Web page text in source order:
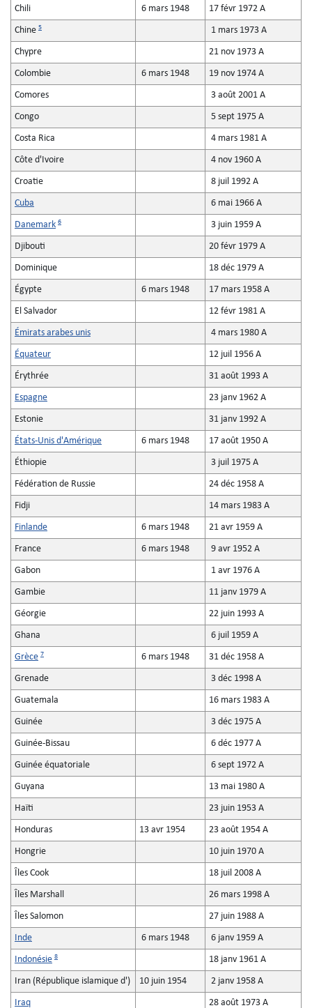
Chili 6 mars 1948 17 févr 1972 A
Chine 5 1 mars 1973 A
Chypre 21 nov 1973 A
Colombie 6 mars 1948 19 nov 1974 A
Comores 3 août 2001 A
Congo 5 sept 1975 A
Costa Rica 4 mars 1981 A
Côte d'Ivoire 4 nov 1960 A
Croatie 8 juil 1992 A
Cuba 6 mai 1966 A
Danemark 6 3 juin 1959 A
Djibouti 20 févr 1979 A
Dominique 18 déc 1979 A
Égypte 6 mars 1948 17 mars 1958 A
El Salvador 12 févr 1981 A
Émirats arabes unis 4 mars 1980 A
Équateur 12 juil 1956 A
Érythrée 31 août 1993 A
Espagne 23 janv 1962 A
Estonie 31 janv 1992 A
États-Unis d'Amérique 6 mars 1948 17 août 1950 A
Éthiopie 3 juil 1975 A
Fédération de Russie 24 déc 1958 A
Fidji 14 mars 1983 A
Finlande 6 mars 1948 21 avr 1959 A
France 6 mars 1948 9 avr 1952 A
Gabon 1 avr 1976 A
Gambie 11 janv 1979 A
Géorgie 22 juin 1993 A
Ghana 6 juil 1959 A
Grèce 7 6 mars 1948 31 déc 1958 A
Grenade 3 déc 1998 A
Guatemala 16 mars 1983 A
Guinée 3 déc 1975 A
Guinée-Bissau 6 déc 1977 A
Guinée équatoriale 6 sept 1972 A
Guyana 13 mai 1980 A
Haïti 23 juin 1953 A
Honduras 13 avr 1954 23 août 1954 A
Hongrie 10 juin 1970 A
Îles Cook 18 juil 2008 A
Îles Marshall 26 mars 1998 A
Îles Salomon 27 juin 1988 A
Inde 6 mars 1948 6 janv 1959 A
Indonésie 8 18 janv 1961 A
Iran (République islamique d') 10 juin 1954 2 janv 1958 A
Iraq 28 août 1973 A